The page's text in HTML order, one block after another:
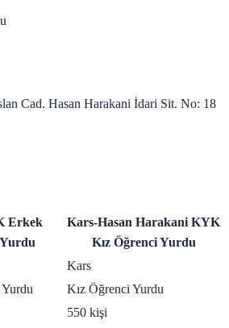
Cad. Hasan Harakani İdari Sit. No: 18
Erkek
Kars-Hasan Harakani KYK
Kız Öğrenci Yurdu
Kars
Kız Öğrenci Yurdu
550 kişi